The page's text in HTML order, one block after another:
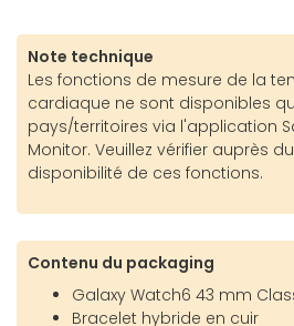
Note technique
Les fonctions de mesure de la
cardiaque ne sont disponibles
pays/territoires via l'application
Monitor. Veuillez vérifier auprès
disponibilité de ces fonctions.
Contenu du packaging
Galaxy Watch6 43 mm
Bracelet hybride en cuir